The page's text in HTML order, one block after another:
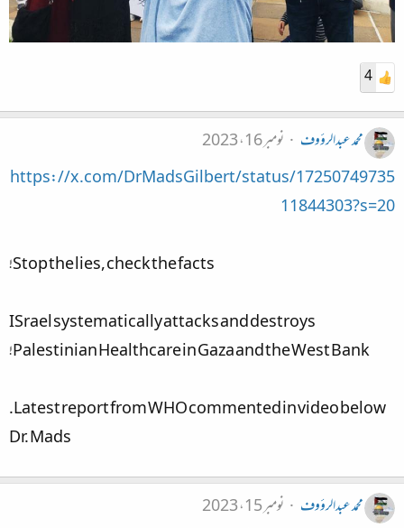
4
محمد عبدالرؤوف
نومبر 16، 2023
https://x.com/DrMadsGilbert/status/17250749735
11844303?s=20
Stop the lies, check the facts!
ISrael systematically attacks and destroys
Palestinian Healthcare in Gaza and the West Bank!
Latest report from WHO commented in video below.
Dr. Mads​
محمد عبدالرؤوف
نومبر 15، 2023